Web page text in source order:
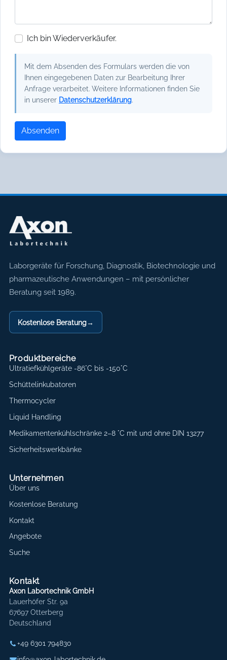
Ich bin Wiederverkäufer.
Mit dem Absenden des Formulars werden die von
Ihnen eingegebenen Daten zur Bearbeitung Ihrer
Anfrage verarbeitet. Weitere Informationen finden Sie
in unserer Datenschutzerklärung.
Absenden
Axon Labortechnik
Laborgeräte für Forschung, Diagnostik, Biotechnologie und
pharmazeutische Anwendungen – mit persönlicher
Beratung seit 1989.
Kostenlose Beratung→
Produktbereiche
Ultratiefkühlgeräte -86°C bis -150°C
Schüttelinkubatoren
Thermocycler
Liquid Handling
Medikamentenkühlschränke 2–8 °C mit und ohne DIN 13277
Sicherheitswerkbänke
Unternehmen
Über uns
Kostenlose Beratung
Kontakt
Angebote
Suche
Kontakt
Axon Labortechnik GmbH
Lauerhöfer Str. 9a
67697 Otterberg
Deutschland
+49 6301 794830